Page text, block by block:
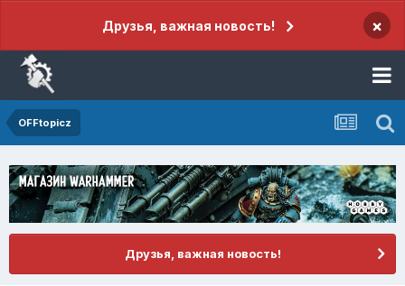
Друзья, важная новость! ×
OFFtopicz
Друзья, важная новость!